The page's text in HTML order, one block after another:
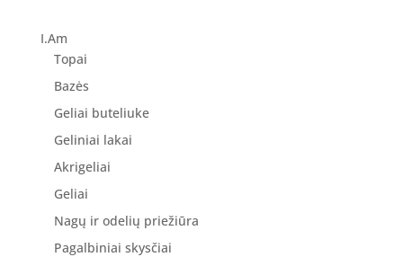
I.Am
Topai
Bazės
Geliai buteliuke
Geliniai lakai
Akrigeliai
Geliai
Nagų ir odelių priežiūra
Pagalbiniai skysčiai